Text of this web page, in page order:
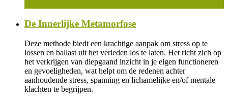
De Innerlijke Metamorfose
Deze methode biedt een krachtige aanpak om stress op te
lossen en ballast uit het verleden los te laten. Het richt zich op
het verkrijgen van diepgaand inzicht in je eigen functioneren
en gevoeligheden, wat helpt om de redenen achter
aanhoudende stress, spanning en lichamelijke en/of mentale
klachten te begrijpen.